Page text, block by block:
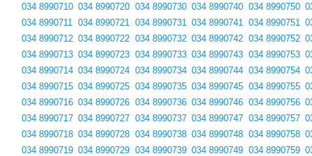
034 8990710
034 8990711
034 8990712
034 8990713
034 8990714
034 8990715
034 8990716
034 8990717
034 8990718
034 8990719
034 8990720
034 8990721
034 8990722
034 8990723
034 8990724
034 8990725
034 8990726
034 8990727
034 8990728
034 8990729
034 8990730
034 8990731
034 8990732
034 8990733
034 8990734
034 8990735
034 8990736
034 8990737
034 8990738
034 8990739
034 8990740
034 8990741
034 8990742
034 8990743
034 8990744
034 8990745
034 8990746
034 8990747
034 8990748
034 8990749
034 8990750
034 8990751
034 8990752
034 8990753
034 8990754
034 8990755
034 8990756
034 8990757
034 8990758
034 8990759